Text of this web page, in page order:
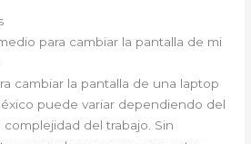
para cambiar la pantalla de mi
cambiar la pantalla de una laptop
puede variar dependiendo del
del trabajo. Sin